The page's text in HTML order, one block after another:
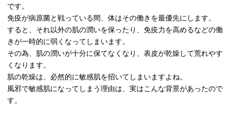
です。
免疫が病原菌と戦っている間、体はその働きを最優先にします。
すると、それ以外の肌の潤いを保ったり、免疫力を高めるなどの働
きが一時的に弱くなってしまいます。
その為、肌の潤いが十分に保てなくなり、表皮が乾燥して荒れやす
くなります。
肌の乾燥は、必然的に敏感肌を招いてしまいますよね。
風邪で敏感肌になってしまう理由は、実はこんな背景があったので
す。